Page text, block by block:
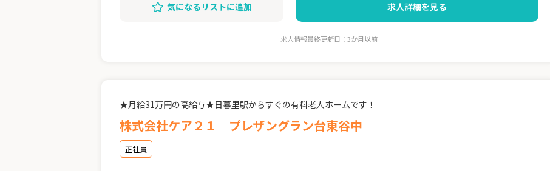
気になるリストに追加 求人詳細を見る
求人情報最終更新日：3か月以前
★月給31万円の高給与★日暮里駅からすぐの有料老人ホームです！
株式会社ケア２１ プレザングラン台東谷中
正社員